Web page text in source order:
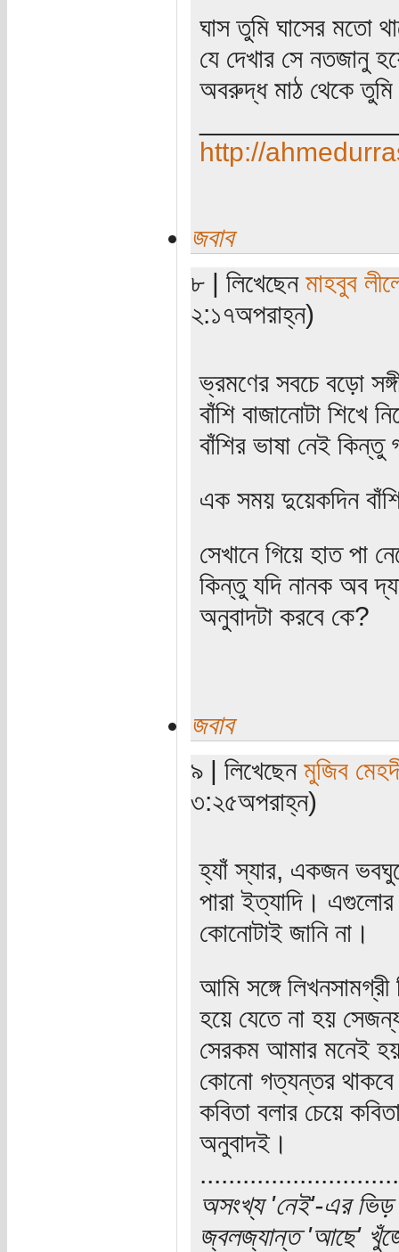
ঘাস তুমি ঘাসের মতো
যে দেখার সে নতজানু
অবরুদ্ধ মাঠ থেকে তুমি
http://
জবাব
৮ | লিখেছেন মাহবুব
২:১৭অপরাহ্ন)
ভ্রমণের সবচে বড়ো
বাঁশি বাজানোটা শিখে
বাঁশির ভাষা নেই
এক সময় দুয়েকদিন বাঁশি
সেখানে গিয়ে হাত পা
কিন্তু যদি নানক অব
অনুবাদটা করবে কে?
জবাব
৯ | লিখেছেন মুজিব
৩:২৫অপরাহ্ন)
হ্যাঁ স্যার, একজন
পারা ইত্যাদি।
কোনোটাই জানি না।
আমি সঙ্গে
হয়ে যেতে না হয়
সেরকম আমার মনেই হয়
কোনো গত্যন্তর থাকবে
কবিতা বলার চেয়ে
অনুবাদই।
অসংখ্য 'নেই'-এর ভিড়
জ্বলজ্যান্ত 'আছে'